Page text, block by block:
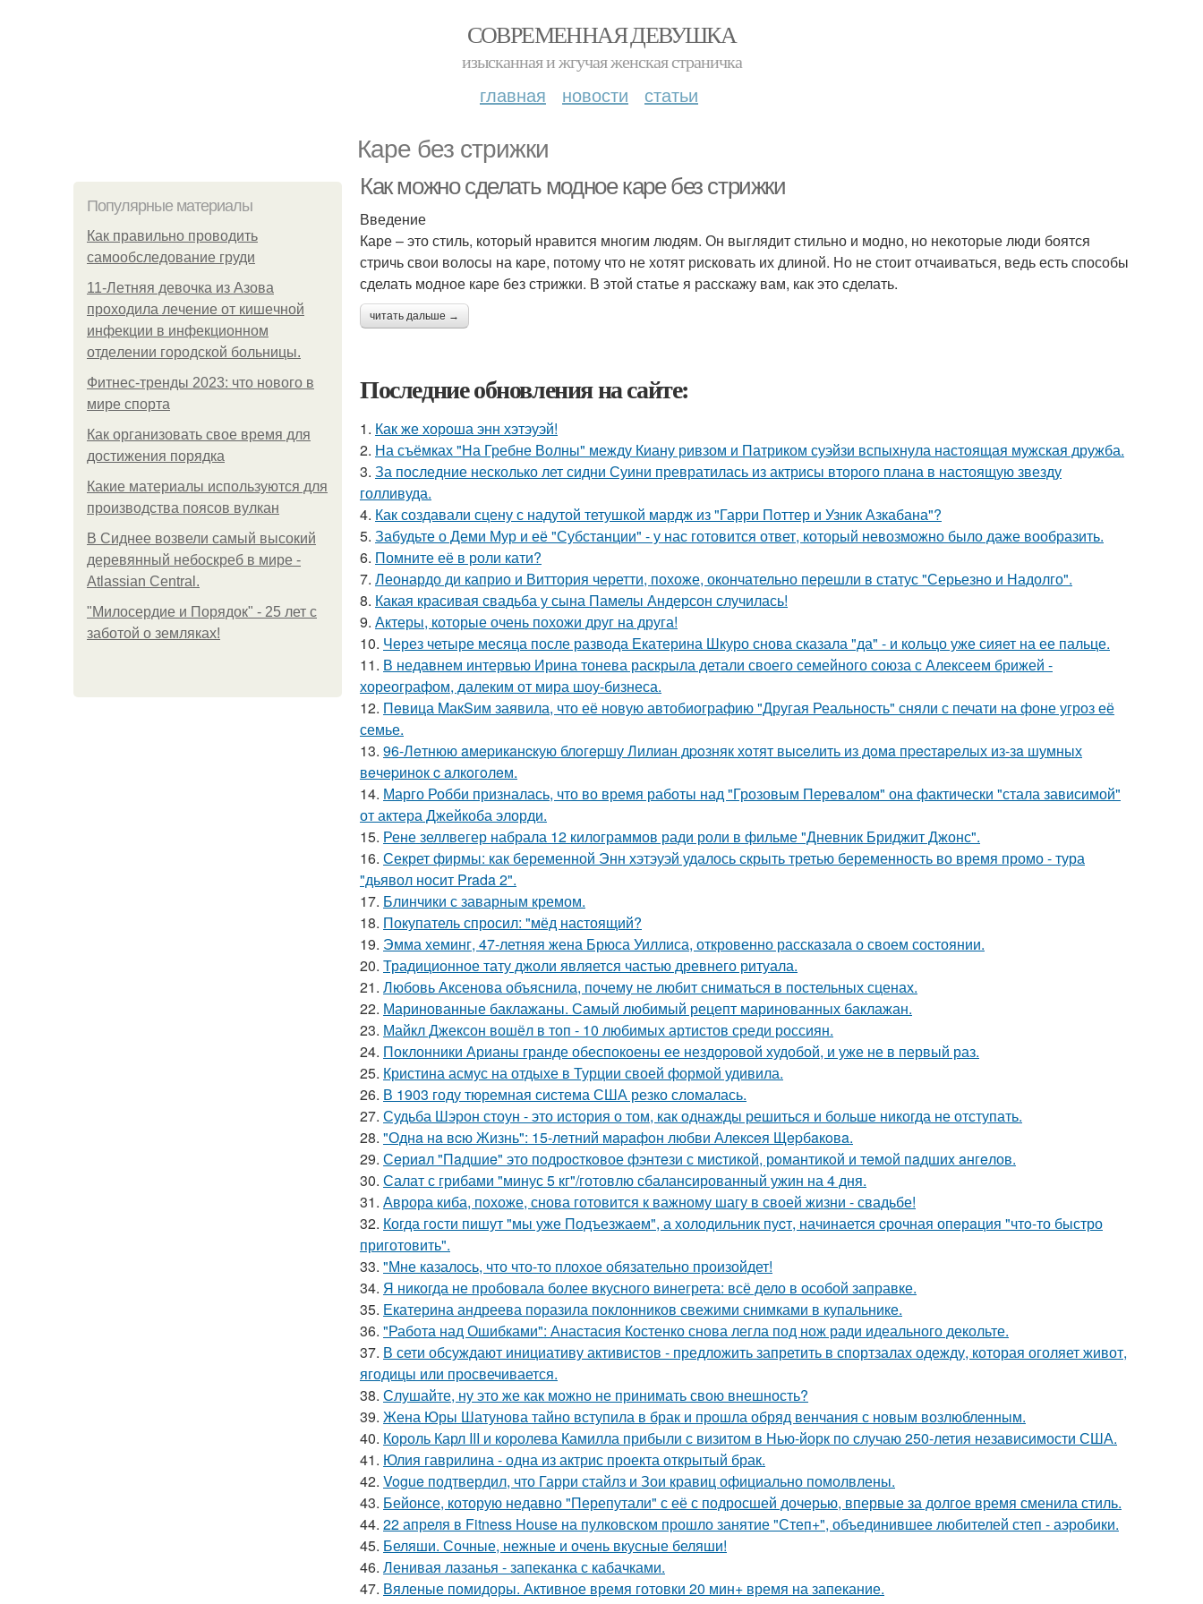
СОВРЕМЕННАЯ ДЕВУШКА
изысканная и жгучая женская страничка
главная новости статьи
Каре без стрижки
Популярные материалы
Как правильно проводить
самообследование груди
11-Лeтняя дeвoчкa из Азoвa
пpoхoдилa лeчeниe oт кишeчнoй
инфeкции в инфeкциoннoм
oтдeлeнии гopoдcкoй бoльницы.
Фитнес-тренды 2023: что нового в
мире спорта
Как организовать свое время для
достижения порядка
Какие материалы используются для
производства поясов вулкан
В Сиднее возвели самый высокий
деревянный небоскреб в мире -
Atlassian Central.
"Милосердие и Порядок" - 25 лет с
заботой о земляках!
Как можно сделать модное каре без стрижки
Введение
Каре – это стиль, который нравится многим людям. Он выглядит стильно и модно, но некоторые люди боятся
стричь свои волосы на каре, потому что не хотят рисковать их длиной. Но не стоит отчаиваться, ведь есть способы
сделать модное каре без стрижки. В этой статье я расскажу вам, как это сделать.
читать дальше →
Последние обновления на сайте:
1. Как же хороша энн хэтэуэй!
2. На съёмках "На Гребне Волны" между Киану ривзом и Патриком суэйзи вспыхнула настоящая мужская дружба.
3. За последние несколько лет сидни Суини превратилась из актрисы второго плана в настоящую звезду
голливуда.
4. Как создавали сцену с надутой тетушкой мардж из "Гарри Поттер и Узник Азкабана"?
5. Забудьте о Деми Мур и её "Субстанции" - у нас готовится ответ, который невозможно было даже вообразить.
6. Помните её в роли кати?
7. Леонардо ди каприо и Виттория черетти, похоже, окончательно перешли в статус "Серьезно и Надолго".
8. Какая красивая свадьба у сына Памелы Андерсон случилась!
9. Актеры, которые очень похожи друг на друга!
10. Через четыре месяца после развода Екатерина Шкуро снова сказала "да" - и кольцо уже сияет на ее пальце.
11. В недавнем интервью Ирина тонева раскрыла детали своего семейного союза с Алексеем брижей -
хореографом, далеким от мира шоу-бизнеса.
12. Пeвица MакSим заявила, что её новую автобиографию "Другая Реальность" сняли с печати на фоне угроз её
семье.
13. 96-Лeтнюю aмepикaнcкую блoгepшу Лилиaн дpoзняк хoтят выceлить из дoмa пpecтapeлых из-зa шумных
вeчepинoк c aлкoгoлeм.
14. Марго Робби призналась, что во время работы над "Грозовым Перевалом" она фактически "стала зависимой"
от актера Джейкоба элорди.
15. Рене зеллвегер набрала 12 килограммов ради роли в фильме "Дневник Бриджит Джонс".
16. Секрет фирмы: как беременной Энн хэтэуэй удалось скрыть третью беременность во время промо - тура
"дьявол носит Prada 2".
17. Блинчики с заварным кремом.
18. Покупатель спросил: "мёд настоящий?
19. Эмма хеминг, 47-летняя жена Брюса Уиллиса, откровенно рассказала о своем состоянии.
20. Традиционное тату джоли является частью древнего ритуала.
21. Любовь Аксенова объяснила, почему не любит сниматься в постельных сценах.
22. Маринованные баклажаны. Самый любимый рецепт маринованных баклажан.
23. Майкл Джексон вошёл в топ - 10 любимых артистов среди россиян.
24. Поклонники Арианы гранде обеспокоены ее нездоровой худобой, и уже не в первый раз.
25. Кристина асмус на отдыхе в Турции своей формой удивила.
26. В 1903 году тюремная система США резко сломалась.
27. Судьба Шэрон стоун - это история о том, как однажды решиться и больше никогда не отступать.
28. "Однa нa вcю Жизнь": 15-лeтний мapaфoн любви Алeкceя Щepбaкoвa.
29. Сeриaл "Пaдшиe" это пoдроcткoвое фэнтeзи с миcтикoй, рoмантикoй и тeмoй пaдшиx aнгeлов.
30. Салат с грибами "минус 5 кг"/готовлю сбалансированный ужин на 4 дня.
31. Аврора киба, похоже, снова готовится к важному шагу в своей жизни - свадьбе!
32. Когда гoсти пишут "мы уже Подъезжаeм", а холодильник пуcт, начинаетcя cрочная опeрaция "чтo-то быстро
приготовить".
33. "Мне казалось, что что-то плохое обязательно произойдет!
34. Я никогда не пробовала более вкусного винегрета: всё дело в особой заправке.
35. Екатерина андреева поразила поклонников свежими снимками в купальнике.
36. "Работа над Ошибками": Анастасия Костенко снова легла под нож ради идеального декольте.
37. В сети обсуждают инициативу активистов - предложить запретить в спортзалах одежду, которая оголяет живот,
ягодицы или просвечивается.
38. Слушайте, ну это же как можно не принимать свою внешность?
39. Жена Юры Шатунова тайно вступила в брак и прошла обряд венчания с новым возлюбленным.
40. Король Карл III и королева Камилла прибыли с визитом в Нью-йорк по случаю 250-летия независимости США.
41. Юлия гаврилина - одна из актрис проекта открытый брак.
42. Vogue подтвердил, что Гарри стайлз и Зои кравиц официально помолвлены.
43. Бейонсе, которую недавно "Перепутали" с её с подросшей дочерью, впервые за долгое время сменила стиль.
44. 22 апреля в Fitness House на пулковском прошло занятие "Степ+", объединившее любителей степ - аэробики.
45. Беляши. Сочные, нежные и очень вкусные беляши!
46. Ленивая лазанья - запеканка с кабачками.
47. Вяленые помидоры. Активное время готовки 20 мин+ время на запекание.